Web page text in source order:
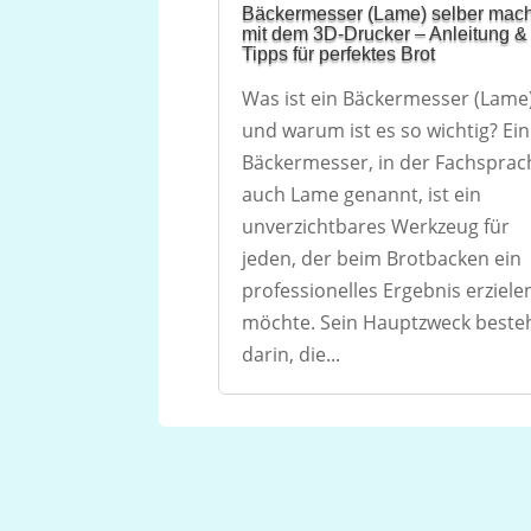
Bäckermesser (Lame) selber
mit dem 3D-Drucker – Anleitung &
Tipps für perfektes Brot
Was ist ein Bäckermesser
und warum ist es so wichtig? Ein
Bäckermesser, in der
auch Lame genannt, ist ein
unverzichtbares Werkzeug für
jeden, der beim Brotbacken ein
professionelles Ergebnis
möchte. Sein Hauptzweck
darin, die...